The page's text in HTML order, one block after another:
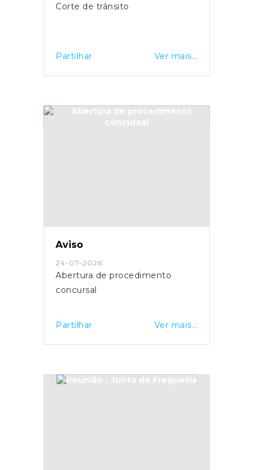
Corte de trânsito
Partilhar Ver mais...
Aviso
24-07-2026
Abertura de procedimento
concursal
Partilhar Ver mais...